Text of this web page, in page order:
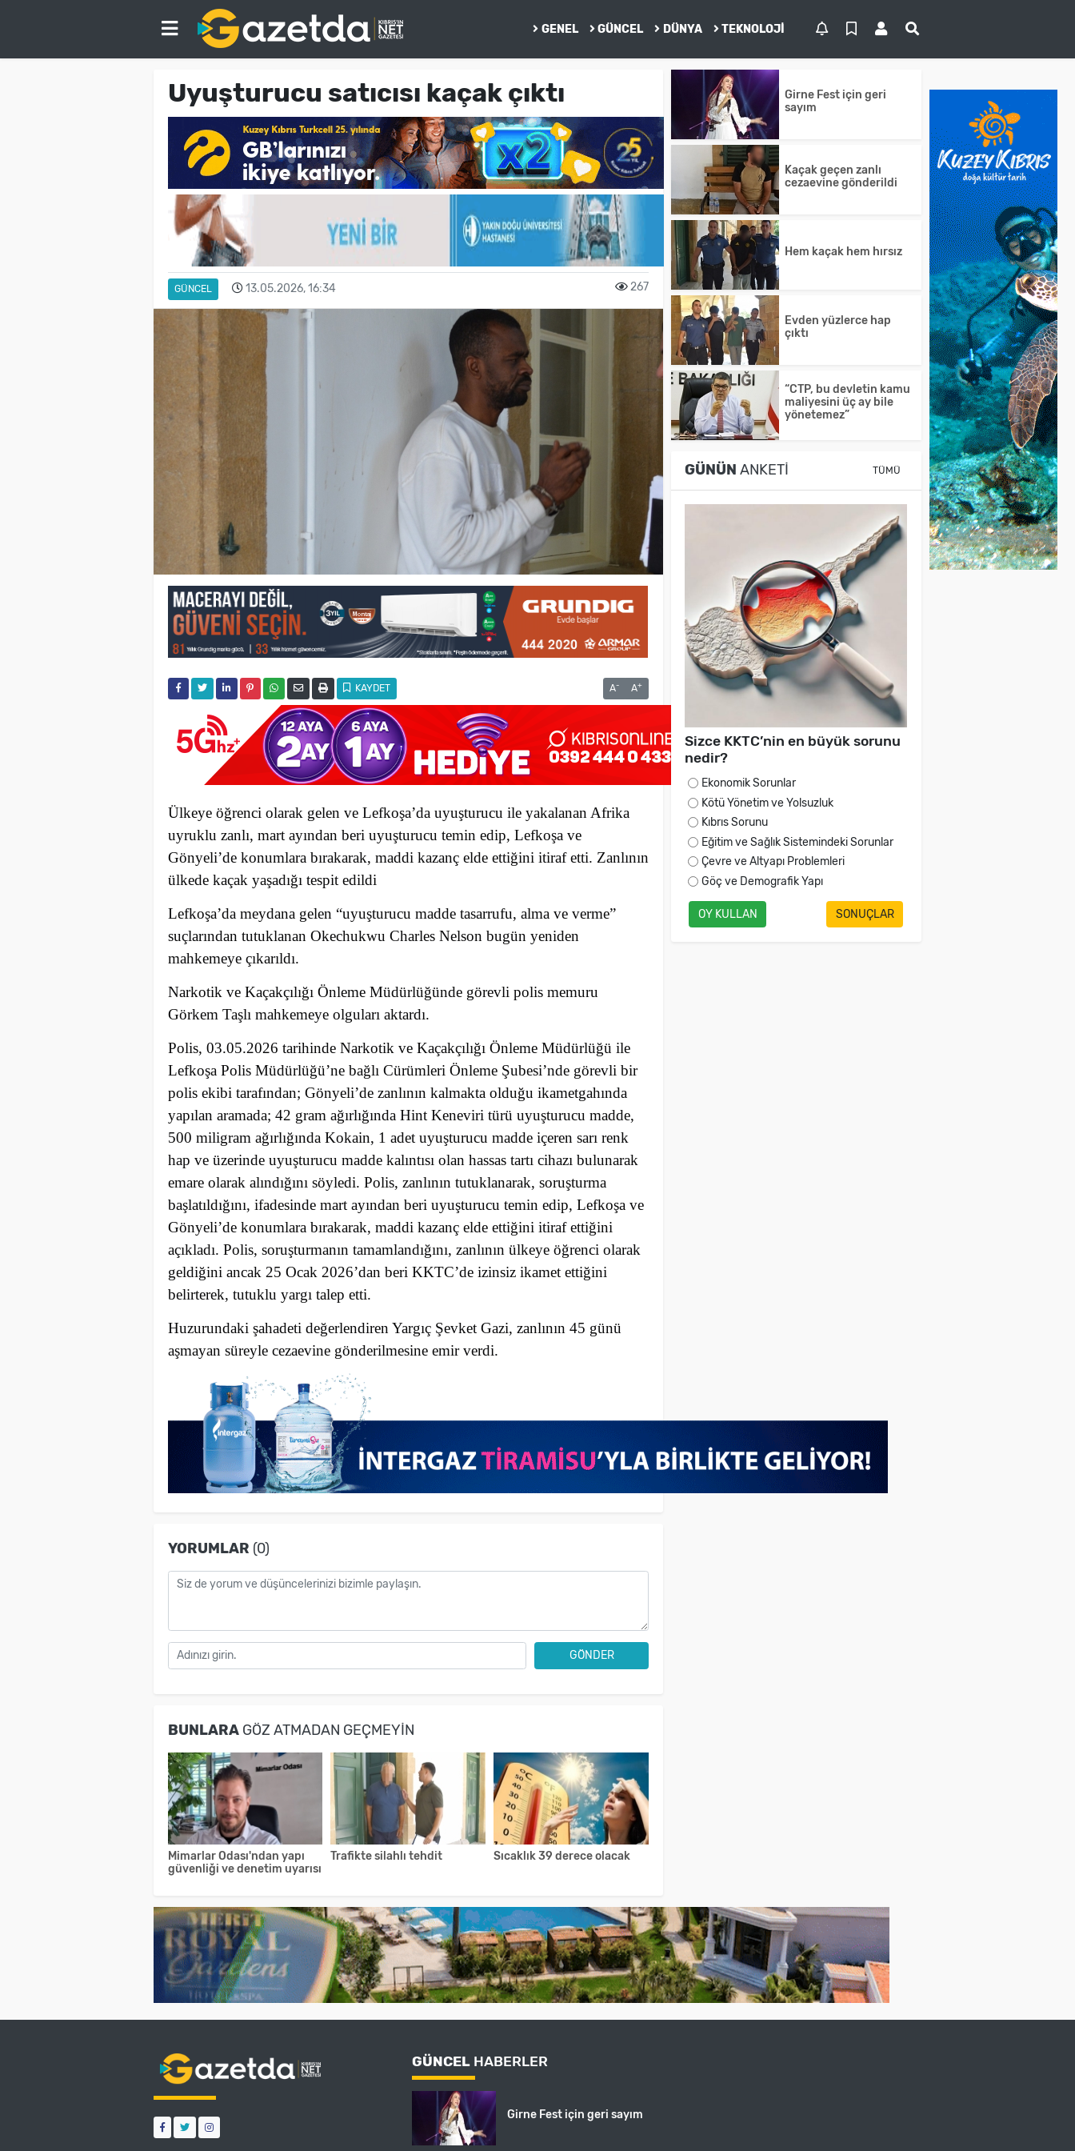
GENEL GÜNCEL DÜNYA TEKNOLOJI
Uyuşturucu satıcısı kaçak çıktı
GÜNCEL 13.05.2026, 16:34 267
KAYDET A- A+
Ülkeye öğrenci olarak gelen ve Lefkoşa’da uyuşturucu ile yakalanan Afrika
uyruklu zanlı, mart ayından beri uyuşturucu temin edip, Lefkoşa ve
Gönyeli’de konumlara bırakarak, maddi kazanç elde ettiğini itiraf etti. Zanlının
ülkede kaçak yaşadığı tespit edildi
Lefkoşa’da meydana gelen “uyuşturucu madde tasarrufu, alma ve verme”
suçlarından tutuklanan Okechukwu Charles Nelson bugün yeniden
mahkemeye çıkarıldı.
Narkotik ve Kaçakçılığı Önleme Müdürlüğünde görevli polis memuru
Görkem Taşlı mahkemeye olguları aktardı.
Polis, 03.05.2026 tarihinde Narkotik ve Kaçakçılığı Önleme Müdürlüğü ile
Lefkoşa Polis Müdürlüğü’ne bağlı Cürümleri Önleme Şubesi’nde görevli bir
polis ekibi tarafından; Gönyeli’de zanlının kalmakta olduğu ikametgahında
yapılan aramada; 42 gram ağırlığında Hint Keneviri türü uyuşturucu madde,
500 miligram ağırlığında Kokain, 1 adet uyuşturucu madde içeren sarı renk
hap ve üzerinde uyuşturucu madde kalıntısı olan hassas tartı cihazı bulunarak
emare olarak alındığını söyledi. Polis, zanlının tutuklanarak, soruşturma
başlatıldığını, ifadesinde mart ayından beri uyuşturucu temin edip, Lefkoşa ve
Gönyeli’de konumlara bırakarak, maddi kazanç elde ettiğini itiraf ettiğini
açıkladı. Polis, soruşturmanın tamamlandığını, zanlının ülkeye öğrenci olarak
geldiğini ancak 25 Ocak 2026’dan beri KKTC’de izinsiz ikamet ettiğini
belirterek, tutuklu yargı talep etti.
Huzurundaki şahadeti değerlendiren Yargıç Şevket Gazi, zanlının 45 günü
aşmayan süreyle cezaevine gönderilmesine emir verdi.
YORUMLAR (0)
GÖNDER
BUNLARAGÖZ ATMADAN GEÇMEYIN
Mimarlar Odası'ndan yapı
güvenliği ve denetim uyarısı
Trafikte silahlı tehdit Sıcaklık 39 derece olacak
Girne Fest için geri
sayım
Kaçak geçen zanlı
cezaevine gönderildi
Hem kaçak hem hırsız
Evden yüzlerce hap
çıktı
“CTP, bu devletin kamu
maliyesini üç ay bile
yönetemez”
GÜNÜN ANKETI TÜMÜ
Sizce KKTC’nin en büyük sorunu
nedir?
Ekonomik Sorunlar
Kötü Yönetim ve Yolsuzluk
Kıbrıs Sorunu
Eğitim ve Sağlık Sistemindeki Sorunlar
Çevre ve Altyapı Problemleri
Göç ve Demografik Yapı
OY KULLAN SONUÇLAR
GÜNCEL HABERLER
Girne Fest için geri sayım